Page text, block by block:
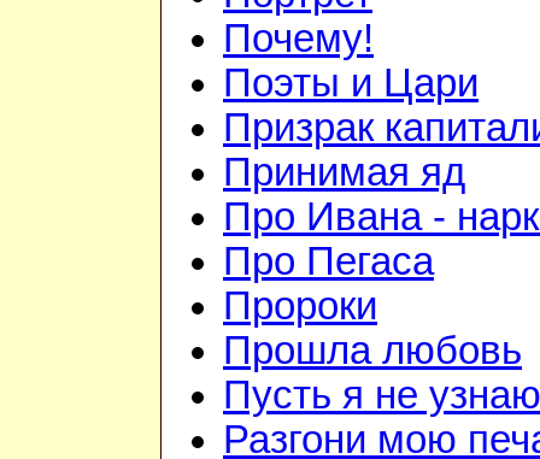
Почему!
Поэты и Цари
Призрак
Принимая яд
Про Ивана -
Про Пегаса
Пророки
Прошла любовь
Пусть я не узнаю
Разгони мою